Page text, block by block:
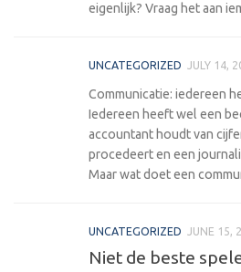
eigenlijk? Vraag het aan
UNCATEGORIZED JULY 14,
Communicatie: iedereen
Iedereen heeft wel een
accountant houdt van
procedeert en een
Maar wat doet een
UNCATEGORIZED JUNE 15,
Niet de beste